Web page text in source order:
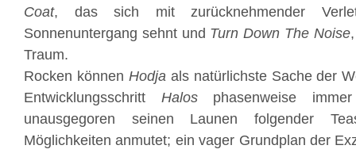
Coat, das sich mit zurücknehmender
Sonnenuntergang sehnt und Turn Down The Noise
Traum.
Rocken können Hodjaals natürlichste Sache der
Entwicklungsschritt Halosphasenweise
unausgegoren seinen Launen folgender
Möglichkeiten anmutet; ein vager Grundplan der